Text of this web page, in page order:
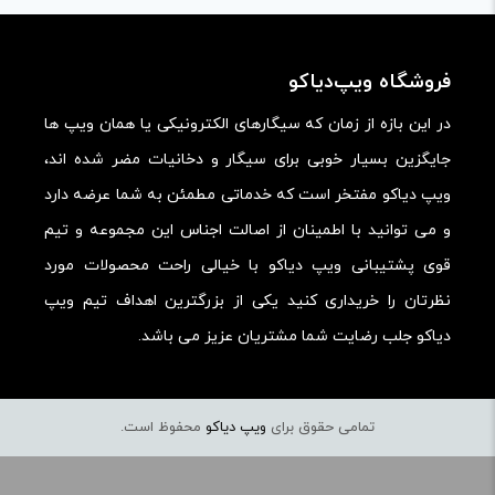
فروشگاه ویپ‌دیاکو
در این بازه از زمان که سیگارهای الکترونیکی یا همان ویپ ها
جایگزین بسیار خوبی برای سیگار و دخانیات مضر شده اند،
ویپ دیاکو مفتخر است که خدماتی مطمئن به شما عرضه دارد
و می توانید با اطمینان از اصالت اجناس این مجموعه و تیم
قوی پشتیبانی ویپ دیاکو با خیالی راحت محصولات مورد
نظرتان را خریداری کنید یکی از بزرگترین اهداف تیم ویپ
دیاکو جلب رضایت شما مشتریان عزیز می باشد.
تمامی حقوق برای ویپ دیاکو محفوظ است.